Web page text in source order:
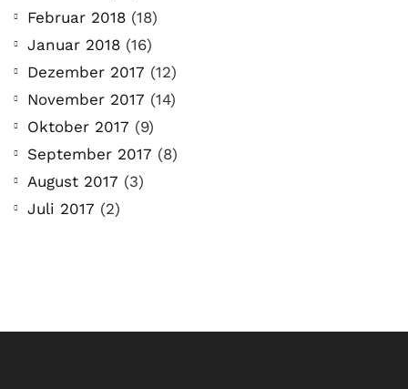
Februar 2018 (18)
Januar 2018 (16)
Dezember 2017 (12)
November 2017 (14)
Oktober 2017 (9)
September 2017 (8)
August 2017 (3)
Juli 2017 (2)